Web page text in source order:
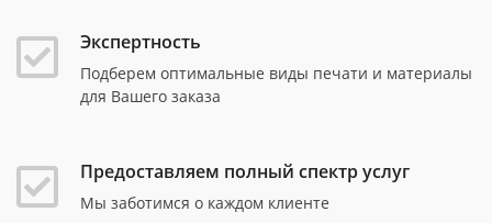
Экспертность
Подберем оптимальные виды печати и материалы
для Вашего заказа
Предоставляем полный спектр услуг
Мы заботимся о каждом клиенте